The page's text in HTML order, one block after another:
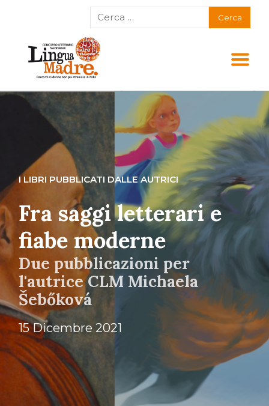
I LIBRI PUBBLICATI DALLE AUTRICI
Fra saggi letterari e
fiabe moderne
Due pubblicazioni per
l'autrice CLM Michaela
Šebőková
15 Dicembre 2021